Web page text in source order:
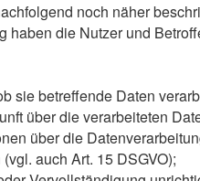
noch näher
haben die Nutzer und
sie betreffende Daten
über die verarbeiteten
über die
auch Art. 15 DSGVO);